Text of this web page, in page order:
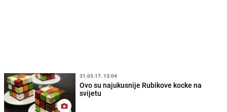
31.03.17. 13:04
Ovo su najukusnije Rubikove kocke na
svijetu